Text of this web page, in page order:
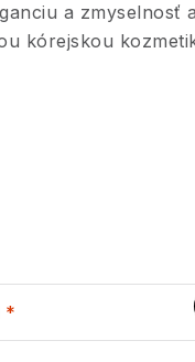
a zmyselnosť
kórejskou